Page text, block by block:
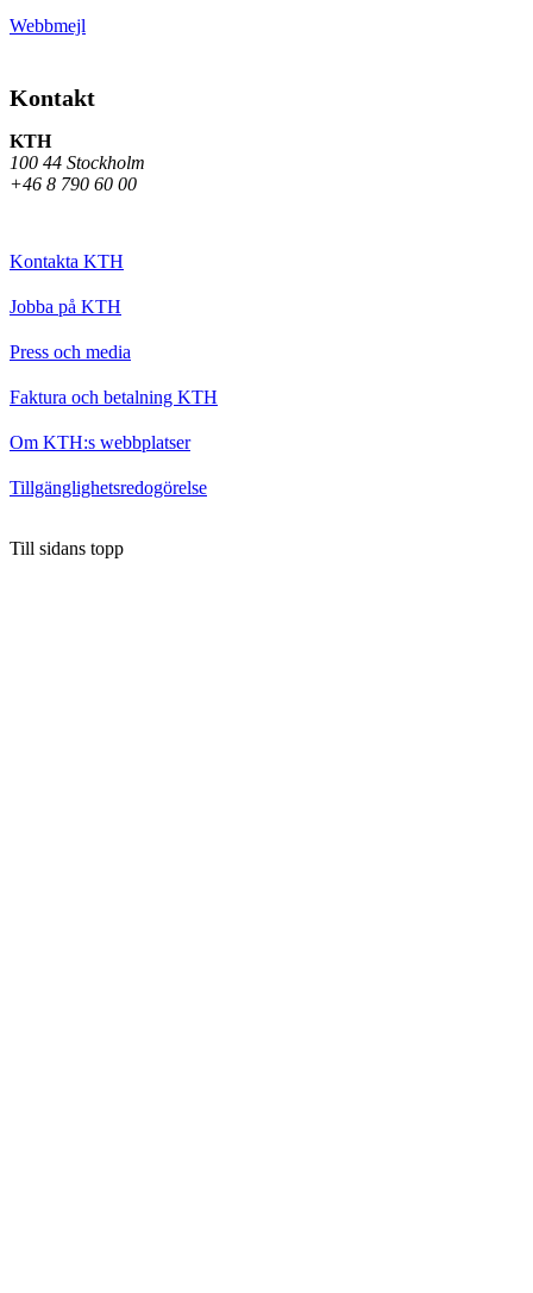
Webbmejl
Kontakt
KTH
100 44 Stockholm
+46 8 790 60 00
Kontakta KTH
Jobba på KTH
Press och media
Faktura och betalning KTH
Om KTH:s webbplatser
Tillgänglighetsredogörelse
Till sidans topp